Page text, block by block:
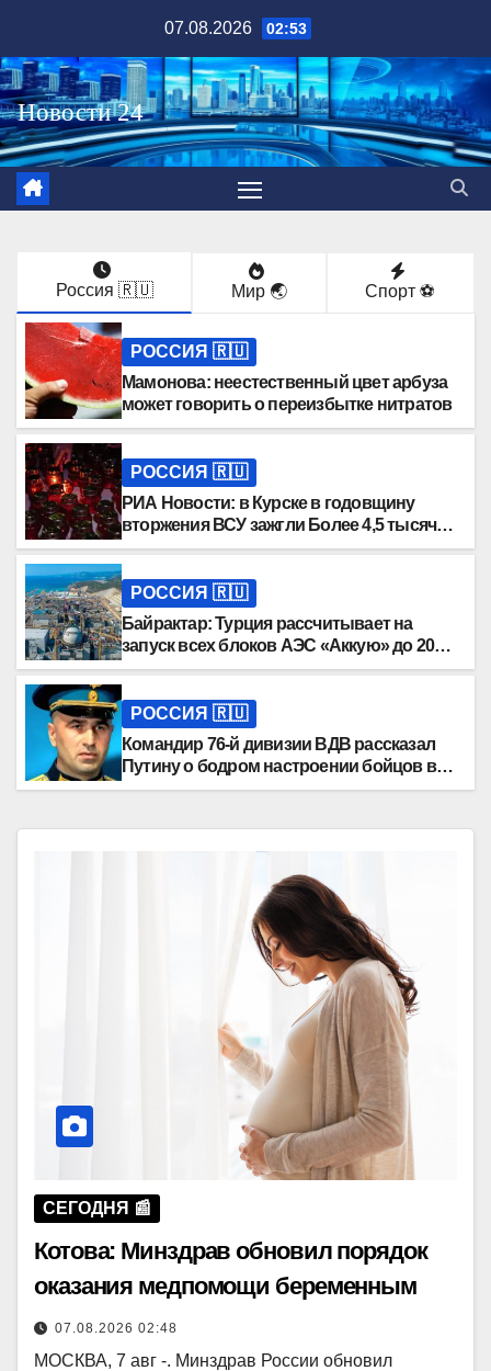
содержимому
07.08.2026 02:53
Россия 🇷🇺 Мир 🌏 Спорт ⚽️
РОССИЯ 🇷🇺
Мамонова: неестественный цвет арбуза
может говорить о переизбытке нитратов
РОССИЯ 🇷🇺
РИА Новости: в Курске в годовщину
вторжения ВСУ зажгли Более 4,5 тысячи
свечей
РОССИЯ 🇷🇺
Байрактар: Турция рассчитывает на
запуск всех блоков АЭС «Аккую» до 2030
года
РОССИЯ 🇷🇺
Командир 76-й дивизии ВДВ рассказал
Путину о бодром настроении бойцов в
ДНР
СЕГОДНЯ 📰
Котова: Минздрав обновил порядок
оказания медпомощи беременным
07.08.2026 02:48
МОСКВА, 7 авг -. Минздрав России обновил